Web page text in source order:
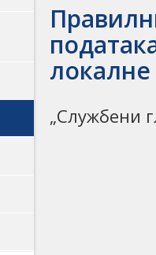
„Службени